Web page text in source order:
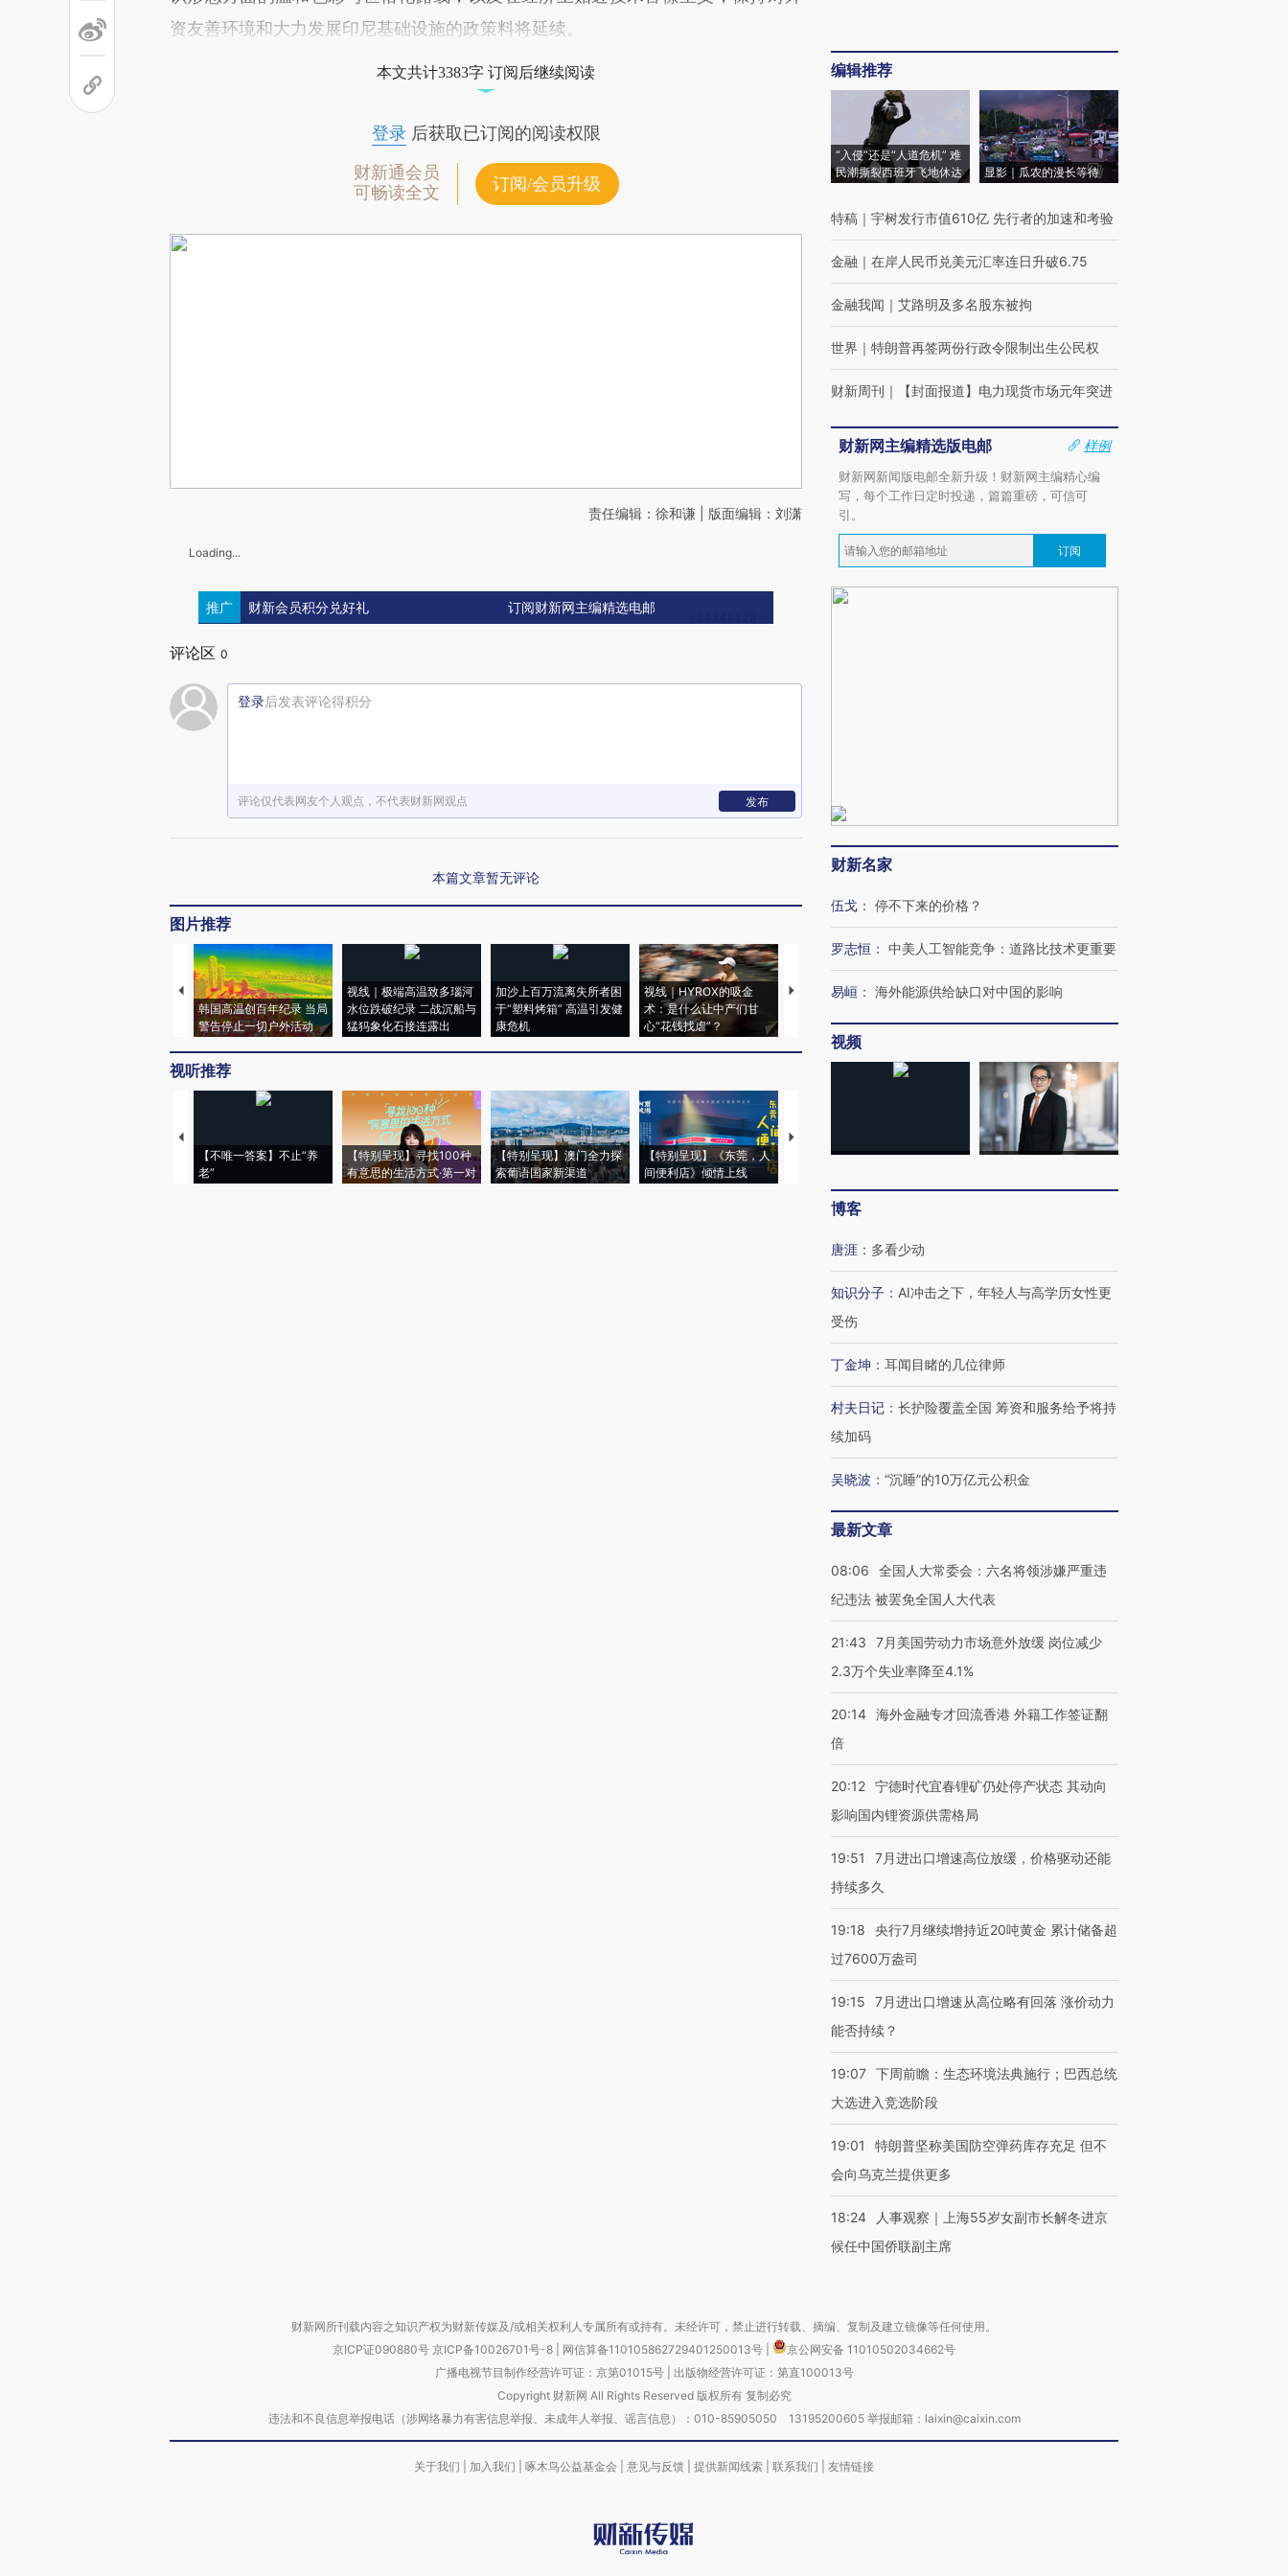
资友善环境和大力发展印尼基础设施的政策料将延续。
本文共计3383字 订阅后继续阅读
登录后获取已订阅的阅读权限
财新通会员
可畅读全文
订阅/会员升级
责任编辑：徐和谦 | 版面编辑：刘潇
Loading...
推广 财新会员积分兑好礼 订阅财新网主编精选电邮
评论区 0
登录后发表评论得积分
评论仅代表网友个人观点，不代表财新网观点 发布
本篇文章暂无评论
图片推荐
韩国高温创百年纪录 当局
警告停止一切户外活动
视线｜极端高温致多瑙河
水位跌破纪录 二战沉船与
猛犸象化石接连露出
加沙上百万流离失所者困
于“塑料烤箱” 高温引发健
康危机
视线｜HYROX的吸金
术：是什么让中产们甘
心“花钱找虐”？
马航飞行员跨国走私7万
视线｜被称为“蟑螂”的印
育部长拱下台
飞地休达
视听推荐
【不唯一答案】不止“养
老”
【特别呈现】寻找100种
有意思的生活方式·第一对
【特别呈现】澳门全力探
索葡语国家新渠道
【特别呈现】《东莞，人
间便利店》倾情上线
【推广】走进第四届链博
会，让数智科技“链”接产
【特别呈现】寻找100种
【商旅对话】华住集团
CFO：不靠规模取胜，华
编辑推荐
“入侵”还是“人道危机” 难
民潮撕裂西班牙飞地休达
显影｜瓜农的漫长等待
特稿 ｜ 宇树发行市值610亿 先行者的加速和考验
金融 ｜ 在岸人民币兑美元汇率连日升破6.75
金融我闻 ｜ 艾路明及多名股东被拘
世界 ｜ 特朗普再签两份行政令限制出生公民权
财新周刊 ｜ 【封面报道】电力现货市场元年突进
财新网主编精选版电邮
样例
财新网新闻版电邮全新升级！财新网主编精心编
写，每个工作日定时投递，篇篇重磅，可信可
引。
订阅
财新名家
伍戈 ： 停不下来的价格？
罗志恒 ： 中美人工智能竞争：道路比技术更重要
易峘 ： 海外能源供给缺口对中国的影响
视频
博客
唐涯 ： 多看少动
知识分子 ： AI冲击之下，年轻人与高学历女性更
受伤
丁金坤 ： 耳闻目睹的几位律师
村夫日记 ： 长护险覆盖全国 筹资和服务给予将持
续加码
吴晓波 ： “沉睡”的10万亿元公积金
最新文章
08:06
全国人大常委会：六名将领涉嫌严重违
纪违法 被罢免全国人大代表
21:43
7月美国劳动力市场意外放缓 岗位减少
2.3万个失业率降至4.1%
20:14 海外金融专才回流香港 外籍工作签证翻
倍
20:12 宁德时代宜春锂矿仍处停产状态 其动向
影响国内锂资源供需格局
19:51
7月进出口增速高位放缓，价格驱动还能
持续多久
19:18
央行7月继续增持近20吨黄金 累计储备超
过7600万盎司
19:15
7月进出口增速从高位略有回落 涨价动力
能否持续？
19:07 下周前瞻：生态环境法典施行；巴西总统
大选进入竞选阶段
19:01
特朗普坚称美国防空弹药库存充足 但不
会向乌克兰提供更多
18:24
人事观察｜上海55岁女副市长解冬进京
候任中国侨联副主席
财新网所刊载内容之知识产权为财新传媒及/或相关权利人专属所有或持有。未经许可，禁止进行转载、摘编、复制及建立镜像等任何使用。
京ICP证090880号 京ICP备10026701号-8 网信算备110105862729401250013号
京公网安备 11010502034662号
广播电视节目制作经营许可证：京第01015号| 出版物经营许可证：第直100013号
Copyright 财新网 All Rights Reserved 版权所有 复制必究
违法和不良信息举报电话（涉网络暴力有害信息举报、未成年人举报、谣言信息）：010-85905050 13195200605 举报邮箱：laixin@caixin.com
关于我们 加入我们 啄木鸟公益基金会 意见与反馈 提供新闻线索 联系我们 友情链接